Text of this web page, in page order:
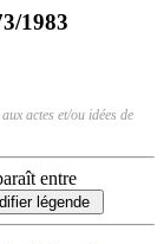
1983
actes et/ou idées de
entre